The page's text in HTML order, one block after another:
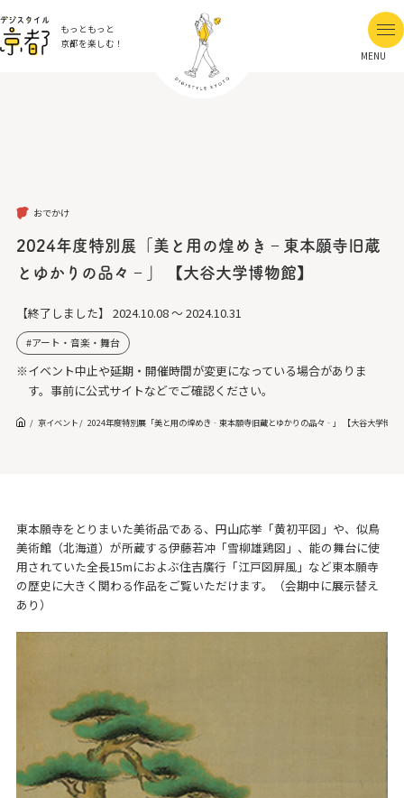
もっともっと
京都を楽しむ！
MENU
おでかけ
2024年度特別展「美と用の煌めき‐東本願寺旧蔵
とゆかりの品々‐」 【大谷大学博物館】
【終了しました】 2024.10.08 ～ 2024.10.31
アート・音楽・舞台
※イベント中止や延期・開催時間が変更になっている場合がありま
す。事前に公式サイトなどでご確認ください。
京イベント 2024年度特別展「美と用の煌めき‐東本願寺旧蔵とゆかりの品々‐」 【大谷大学博物
東本願寺をとりまいた美術品である、円山応挙「黄初平図」や、似鳥
美術館（北海道）が所蔵する伊藤若冲「雪柳雄鶏図」、能の舞台に使
用されていた全長15mにおよぶ住吉廣行「江戸図屏風」など東本願寺
の歴史に大きく関わる作品をご覧いただけます。（会期中に展示替え
あり）